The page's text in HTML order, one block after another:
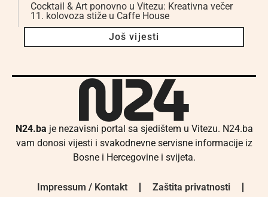
Cocktail & Art ponovno u Vitezu: Kreativna večer
11. kolovoza stiže u Caffe House
Još vijesti
N24.ba je nezavisni portal sa sjedištem u Vitezu. N24.ba
vam donosi vijesti i svakodnevne servisne informacije iz
Bosne i Hercegovine i svijeta.
Impressum / Kontakt Zaštita privatnosti